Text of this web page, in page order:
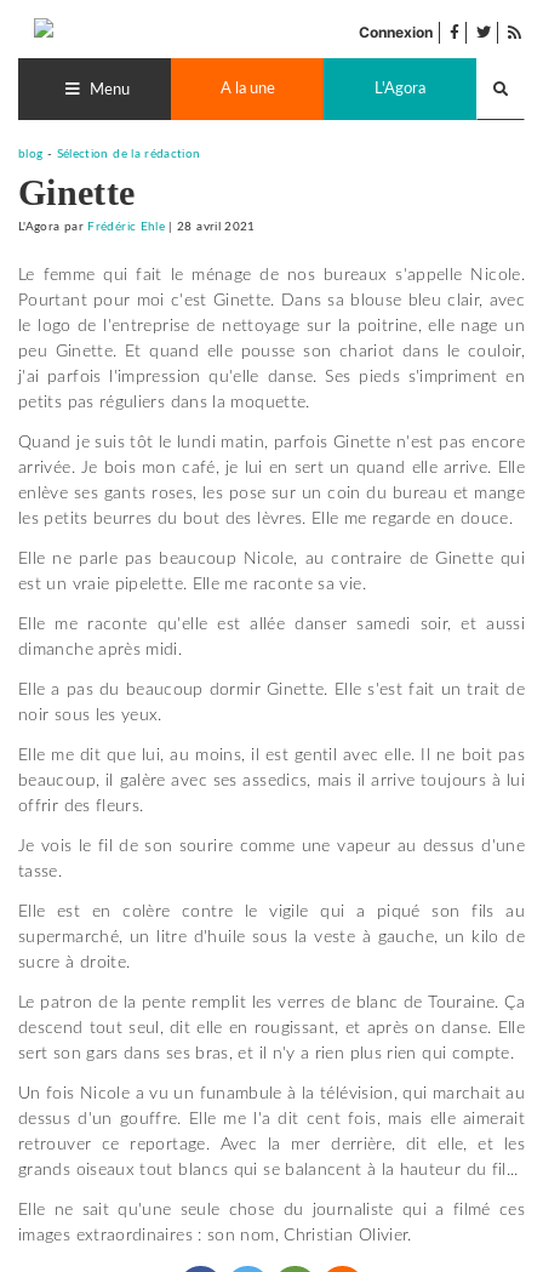
contenu
Connexion facebook
twitter
Menu A la une L'Agora
blog - Sélection de la rédaction
Ginette
L'Agora par Frédéric Ehle |28 avril 2021
Le femme qui fait le ménage de nos bureaux s'appelle Nicole.
Pourtant pour moi c'est Ginette. Dans sa blouse bleu clair, avec
le logo de l'entreprise de nettoyage sur la poitrine, elle nage un
peu Ginette. Et quand elle pousse son chariot dans le couloir,
j'ai parfois l'impression qu'elle danse. Ses pieds s'impriment en
petits pas réguliers dans la moquette.
Quand je suis tôt le lundi matin, parfois Ginette n'est pas encore
arrivée. Je bois mon café, je lui en sert un quand elle arrive. Elle
enlève ses gants roses, les pose sur un coin du bureau et mange
les petits beurres du bout des lèvres. Elle me regarde en douce.
Elle ne parle pas beaucoup Nicole, au contraire de Ginette qui
est un vraie pipelette. Elle me raconte sa vie.
Elle me raconte qu'elle est allée danser samedi soir, et aussi
dimanche après midi.
Elle a pas du beaucoup dormir Ginette. Elle s'est fait un trait de
noir sous les yeux.
Elle me dit que lui, au moins, il est gentil avec elle. Il ne boit pas
beaucoup, il galère avec ses assedics, mais il arrive toujours à lui
offrir des fleurs.
Je vois le fil de son sourire comme une vapeur au dessus d'une
tasse.
Elle est en colère contre le vigile qui a piqué son fils au
supermarché, un litre d'huile sous la veste à gauche, un kilo de
sucre à droite.
Le patron de la pente remplit les verres de blanc de Touraine. Ça
descend tout seul, dit elle en rougissant, et après on danse. Elle
sert son gars dans ses bras, et il n'y a rien plus rien qui compte.
Un fois Nicole a vu un funambule à la télévision, qui marchait au
dessus d'un gouffre. Elle me l'a dit cent fois, mais elle aimerait
retrouver ce reportage. Avec la mer derrière, dit elle, et les
grands oiseaux tout blancs qui se balancent à la hauteur du fil...
Elle ne sait qu'une seule chose du journaliste qui a filmé ces
images extraordinaires : son nom, Christian Olivier.